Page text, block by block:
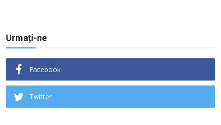
Urmați-ne
Facebook
Twitter